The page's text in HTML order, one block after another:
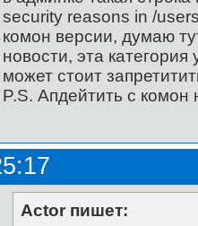
security reasons in /
комон версии, думаю
новости, эта
может стоит
P.S. Апдейтить с комон
Actor пишет: